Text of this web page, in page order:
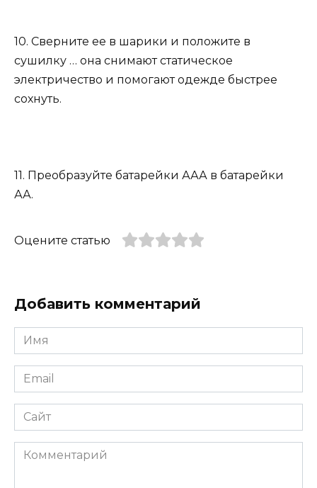
10. Сверните ее в шарики и положите в
сушилку … она снимают статическое
электричество и помогают одежде быстрее
сохнуть.
11. Преобразуйте батарейки ААА в батарейки
АА.
Оцените статью
Добавить комментарий
Имя
*
Email
*
Сайт
Комментарий